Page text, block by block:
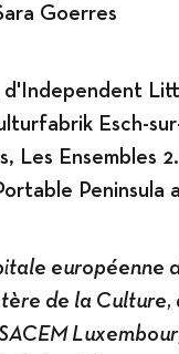
Goerres
Esch-
Les Ensembles
Peninsula
européenne
de la Culture,